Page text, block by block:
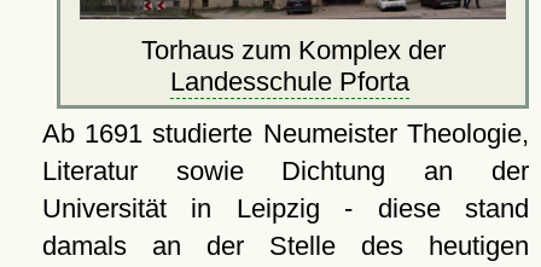
Torhaus zum Komplex der
Landesschule Pforta
Ab 1691 studierte Neumeister Theologie,
Literatur sowie Dichtung an der
Universität in Leipzig - diese stand
damals an der Stelle des heutigen